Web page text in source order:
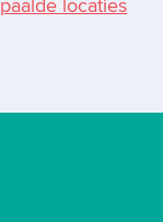
locaties